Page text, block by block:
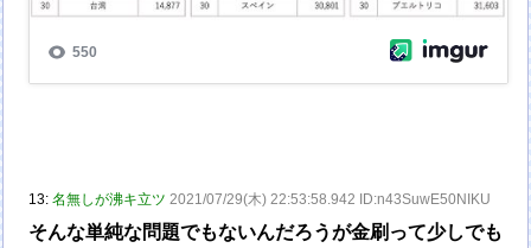
13:名無しが沸キ立ツ 2021/07/29(木) 22:53:58.942 ID:n43SuwE50NIKU
そんな単純な問題でもないんだろうが金刷って少しでも